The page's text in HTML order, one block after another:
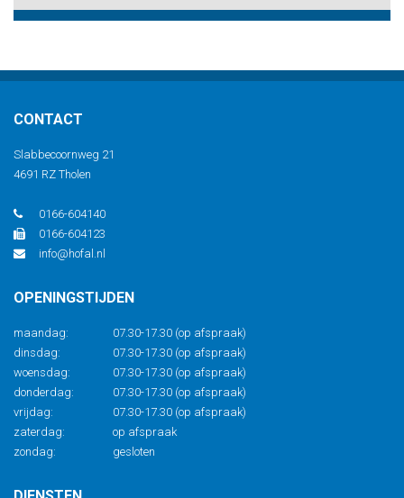
CONTACT
Slabbecoornweg 21
4691 RZ Tholen
0166-604140
0166-604123
info@hofal.nl
OPENINGSTIJDEN
maandag:
07.30-17.30 (op afspraak)
dinsdag:
07.30-17.30 (op afspraak)
woensdag:
07.30-17.30 (op afspraak)
donderdag:
07.30-17.30 (op afspraak)
vrijdag:
07.30-17.30 (op afspraak)
zaterdag:
op afspraak
zondag:
gesloten